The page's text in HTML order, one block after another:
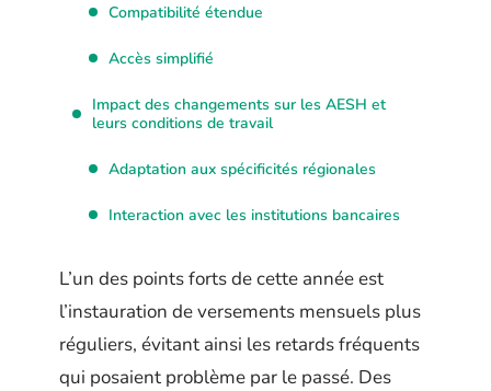
Compatibilité étendue
Accès simplifié
Impact des changements sur les AESH et
leurs conditions de travail
Adaptation aux spécificités régionales
Interaction avec les institutions bancaires
L’un des points forts de cette année est
l’instauration de versements mensuels plus
réguliers, évitant ainsi les retards fréquents
qui posaient problème par le passé. Des